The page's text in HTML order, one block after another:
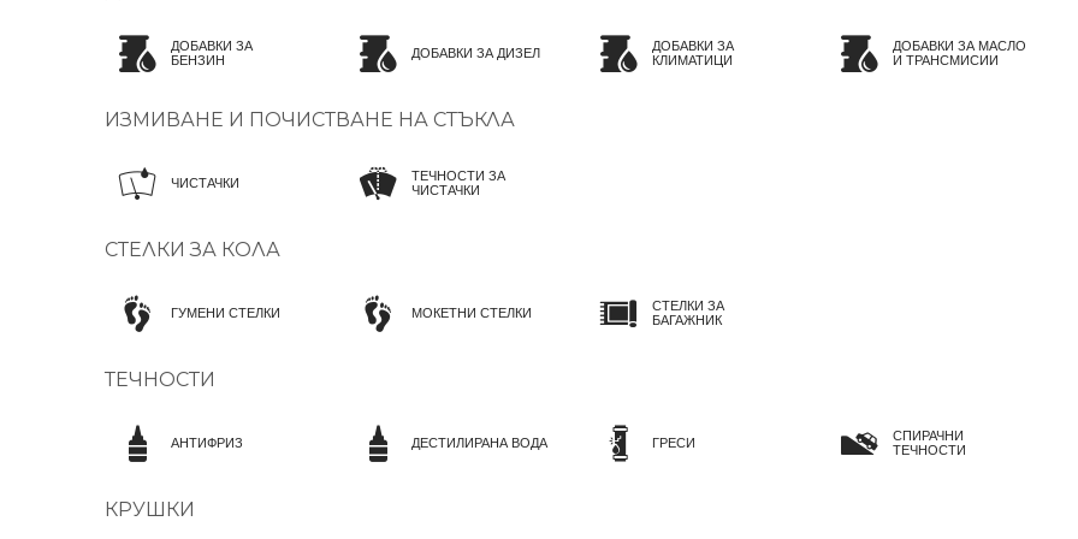
ДОБАВКИ ЗА
БЕНЗИН
ДОБАВКИ ЗА ДИЗЕЛ
ДОБАВКИ ЗА
КЛИМАТИЦИ
ДОБАВКИ ЗА МАСЛО
И ТРАНСМИСИИ
ИЗМИВАНЕ И ПОЧИСТВАНЕ НА СТЪКЛА
ЧИСТАЧКИ
ТЕЧНОСТИ ЗА
ЧИСТАЧКИ
СТЕЛКИ ЗА КОЛА
ГУМЕНИ СТЕЛКИ МОКЕТНИ СТЕЛКИ
СТЕЛКИ ЗА
БАГАЖНИК
ТЕЧНОСТИ
АНТИФРИЗ ДЕСТИЛИРАНА ВОДА ГРЕСИ
СПИРАЧНИ
ТЕЧНОСТИ
КРУШКИ